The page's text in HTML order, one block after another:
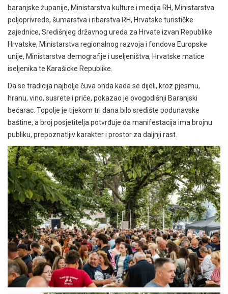
baranjske županije, Ministarstva kulture i medija RH, Ministarstva
poljoprivrede, šumarstva i ribarstva RH, Hrvatske turističke
zajednice, Središnjeg državnog ureda za Hrvate izvan Republike
Hrvatske, Ministarstva regionalnog razvoja i fondova Europske
unije, Ministarstva demografije i useljeništva, Hrvatske matice
iseljenika te Karašicke Republike.
Da se tradicija najbolje čuva onda kada se dijeli, kroz pjesmu,
hranu, vino, susrete i priče, pokazao je ovogodišnji Baranjski
bećarac. Topolje je tijekom tri dana bilo središte podunavske
baštine, a broj posjetitelja potvrđuje da manifestacija ima brojnu
publiku, prepoznatljiv karakter i prostor za daljnji rast.